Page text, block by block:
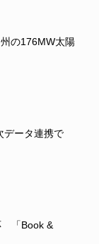
の176MW太陽
データ連携で
「Book &